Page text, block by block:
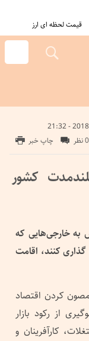
قیمت لحظه ای ارز
چاپ خبر 0 نظر
کشور
به خارجی‌هایی که
گذاری کنند، اقامت
کردن اقتصاد
از رکود بازار
کارآفرینان و